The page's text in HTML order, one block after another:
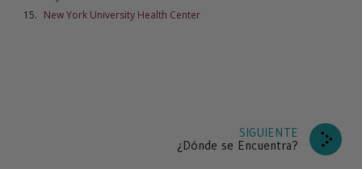
New York University Health Center
SIGUIENTE
¿Dónde se Encuentra?